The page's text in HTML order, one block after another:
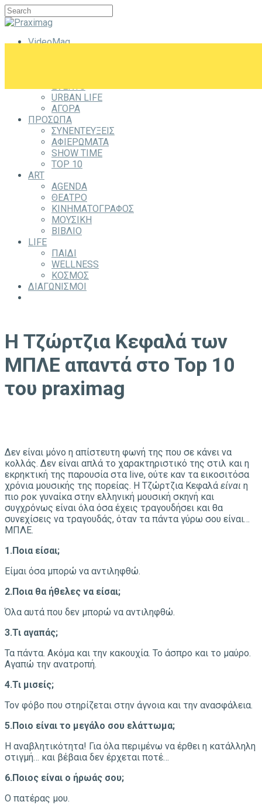
VideoMag
EVENTS
URBAN LIFE
ΑΓΟΡΑ
ΠΡΟΣΩΠΑ
ΣΥΝΕΝΤΕΥΞΕΙΣ
ΑΦΙΕΡΩΜΑΤΑ
SHOW TIME
TOP 10
ART
AGENDA
ΘΕΑΤΡΟ
ΚΙΝΗΜΑΤΟΓΡΑΦΟΣ
ΜΟΥΣΙΚΗ
ΒΙΒΛΙΟ
LIFE
ΠΑΙΔΙ
WELLNESS
ΚΟΣΜΟΣ
ΔΙΑΓΩΝΙΣΜΟΙ
Η Τζώρτζια Κεφαλά των
ΜΠΛΕ απαντά στο Top 10
του praximag
Δεν είναι μόνο η απίστευτη φωνή της που σε κάνει να
κολλάς. Δεν είναι απλά το χαρακτηριστικό της στιλ και η
εκρηκτική της παρουσία στα live, ούτε καν τα εικοσιτόσα
χρόνια μουσικής της πορείας. Η Τζώρτζια Κεφαλά είναι η
πιο ροκ γυναίκα στην ελληνική μουσική σκηνή και
συγχρόνως είναι όλα όσα έχεις τραγουδήσει και θα
συνεχίσεις να τραγουδάς, όταν τα πάντα γύρω σου είναι…
ΜΠΛΕ.
1.Ποια είσαι;
Είμαι όσα μπορώ να αντιληφθώ.
2.Ποια θα ήθελες να είσαι;
Όλα αυτά που δεν μπορώ να αντιληφθώ.
3.Τι αγαπάς;
Τα πάντα. Ακόμα και την κακουχία. Το άσπρο και το μαύρο.
Αγαπώ την ανατροπή.
4.Τι μισείς;
Τον φόβο που στηρίζεται στην άγνοια και την ανασφάλεια.
5. Ποιο είναι το μεγάλο σου ελάττωμα;
Η αναβλητικότητα! Για όλα περιμένω να έρθει η κατάλληλη
στιγμή… και βέβαια δεν έρχεται ποτέ…
6. Ποιος είναι ο ήρωάς σου;
Ο πατέρας μου.